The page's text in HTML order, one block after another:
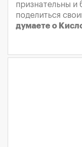
признательны и
поделиться
думаете о